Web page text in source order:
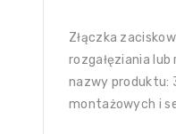
Złączka
rozgałęziania
nazwy produktu:
montażowych i